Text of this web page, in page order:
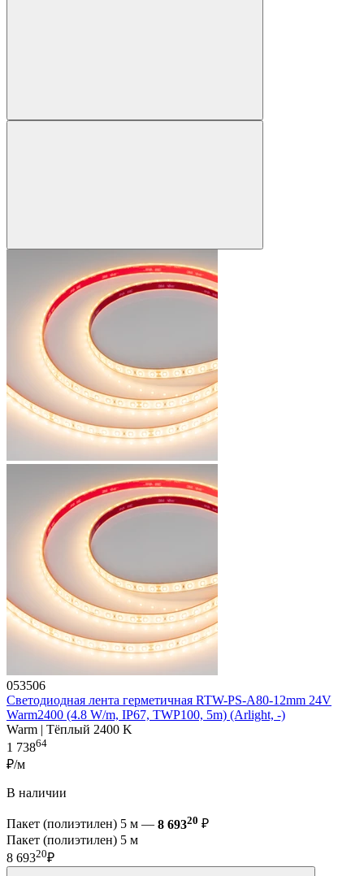
053506
Светодиодная лента герметичная RTW-PS-A80-12mm 24V
Warm2400 (4.8 W/m, IP67, TWP100, 5m) (Arlight, -)
Warm | Тёплый 2400 K
1 73864
₽/м
В наличии
Пакет (полиэтилен) 5 м — 8 69320 ₽
Пакет (полиэтилен) 5 м
8 69320₽